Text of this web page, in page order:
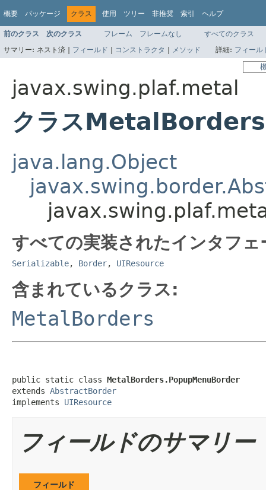
概要 パッケージ クラス 使用 ツリー 非推奨 索引 ヘルプ
前のクラス 次のクラス フレーム フレームなし
すべてのクラス
サマリー: ネスト済 | フィールド | コンストラクタ | メソッド 詳細: フィール
javax.swing.plaf.metal
クラス
java.lang.Object
すべての実装されたインタフ
Serializable, Border, UIResource
含まれているクラス:
MetalBorders
public static class MetalBorders.PopupMenuBorder
extends AbstractBorder
implements UIResource
フィールドのサマリー
フィールド